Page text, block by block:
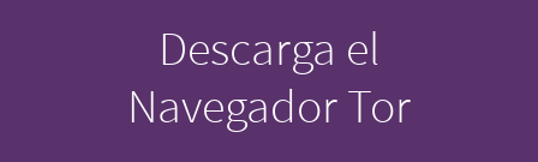
Descarga el
Navegador Tor